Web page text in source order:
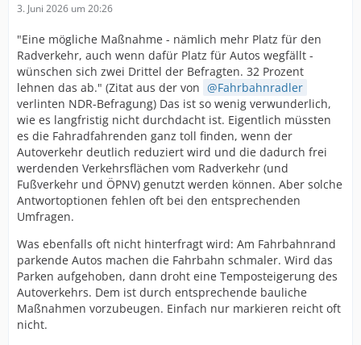
3. Juni 2026 um 20:26
"Eine mögliche Maßnahme - nämlich mehr Platz für den
Radverkehr, auch wenn dafür Platz für Autos wegfällt -
wünschen sich zwei Drittel der Befragten. 32 Prozent
lehnen das ab." (Zitat aus der von
Fahrbahnradler
verlinten NDR-Befragung) Das ist so wenig verwunderlich,
wie es langfristig nicht durchdacht ist. Eigentlich müssten
es die Fahradfahrenden ganz toll finden, wenn der
Autoverkehr deutlich reduziert wird und die dadurch frei
werdenden Verkehrsflächen vom Radverkehr (und
Fußverkehr und ÖPNV) genutzt werden können. Aber solche
Antwortoptionen fehlen oft bei den entsprechenden
Umfragen.
Was ebenfalls oft nicht hinterfragt wird: Am Fahrbahnrand
parkende Autos machen die Fahrbahn schmaler. Wird das
Parken aufgehoben, dann droht eine Temposteigerung des
Autoverkehrs. Dem ist durch entsprechende bauliche
Maßnahmen vorzubeugen. Einfach nur markieren reicht oft
nicht.